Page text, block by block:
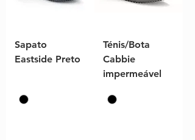
Sapato
Eastside Preto
Ténis/Bota
Cabbie
impermeável